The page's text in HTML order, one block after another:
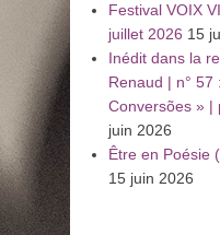
Festival VOIX
juillet 2026 15
Inédit dans la
Renaud | n° 57
Conversões » |
juin 2026
Être en Poésie
15 juin 2026